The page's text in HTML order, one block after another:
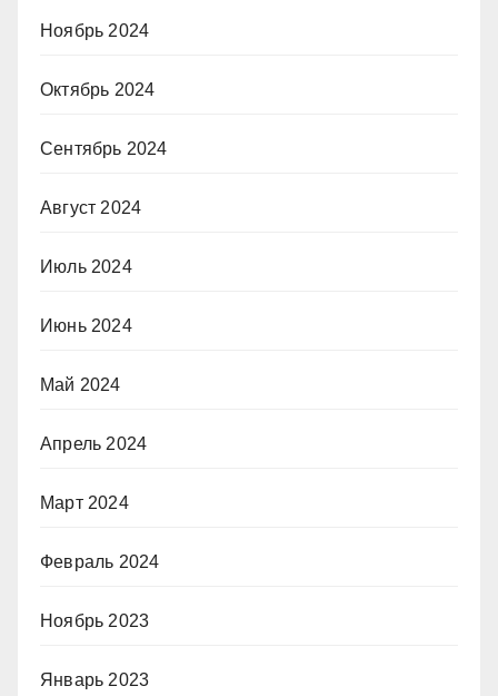
Ноябрь 2024
Октябрь 2024
Сентябрь 2024
Август 2024
Июль 2024
Июнь 2024
Май 2024
Апрель 2024
Март 2024
Февраль 2024
Ноябрь 2023
Январь 2023